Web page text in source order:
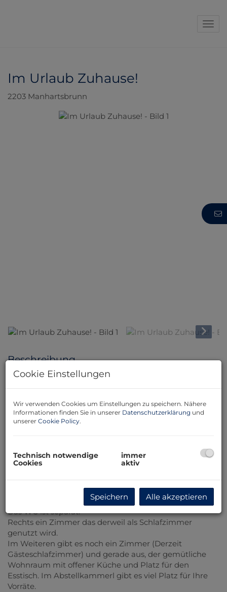
Im Urlaub Zuhause!
2203 Manhartsbrunn
Beschreibung
Es erwarten Sie~80m² Wohnflächeeine gemütliche
Wohlfühlatmosphäre.
Begleiten Sie mich auf einen Rundgang durch das
Haus:
Wir beginnen im großzügigen Vorraum, mit viel Platz
für Ihre Garderobe.
Von hier sind alle Räume zentral begehbar.
Linker Hand das Tageslichtbad mit Wanne und Dusche.
Das WC ist separat.
Rechts ein Zimmer das derweil als Schlafzimmer
genutzt wird.
Im Weiteren gibt es noch ein Zimmer (Derzeit
Gästeschlafzimmer) und gerade aus, der gemütliche
Wohnraum mit offener Küche und Platz für den
Esstisch. Im Abstellkammerl gibt es viel Platz für Ihre
Vorräte.
Cookie Einstellungen
Wir verwenden Cookies um Einstellungen zu speichern. Nähere
Informationen finden Sie in unserer Datenschutzerklärung und
unserer Cookie Policy.
Technisch notwendige
Cookies
immer
aktiv
Speichern Alle akzeptieren